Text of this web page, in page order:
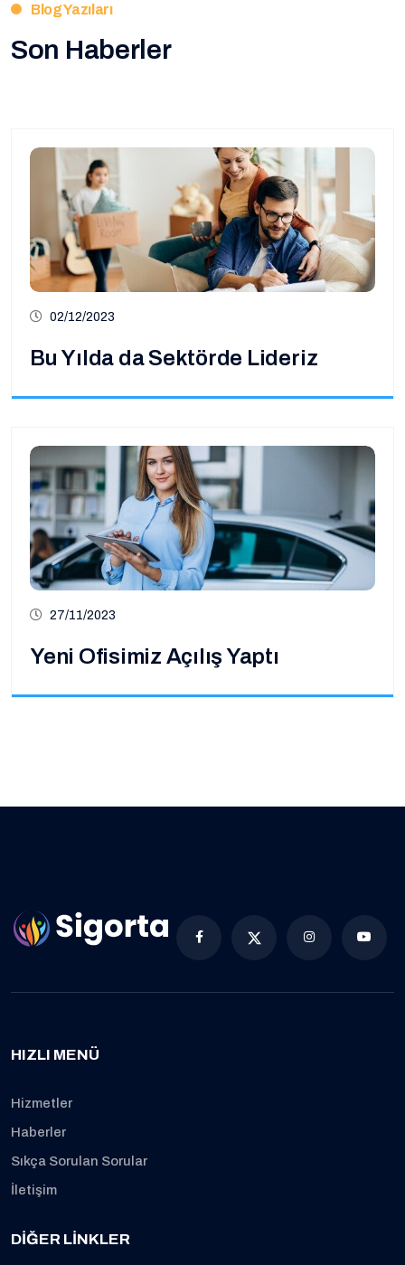
Blog Yazıları
Son Haberler
02/12/2023
Bu Yılda da Sektörde Lideriz
27/11/2023
Yeni Ofisimiz Açılış Yaptı
HIZLI MENÜ
Hizmetler
Haberler
Sıkça Sorulan Sorular
İletişim
DIĞER LINKLER